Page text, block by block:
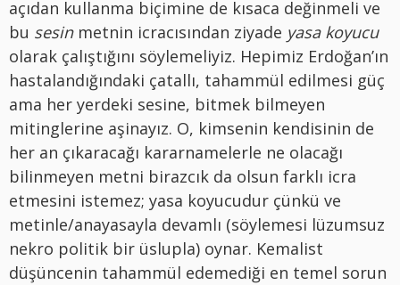
açıdan kullanma biçimine de kısaca değinmeli ve
bu sesinmetnin icracısından ziyade yasa koyucu
olarak çalıştığını söylemeliyiz. Hepimiz Erdoğan’ın
hastalandığındaki çatallı, tahammül edilmesi güç
ama her yerdeki sesine, bitmek bilmeyen
mitinglerine aşinayız. O, kimsenin kendisinin de
her an çıkaracağı kararnamelerle ne olacağı
bilinmeyen metni birazcık da olsun farklı icra
etmesini istemez; yasa koyucudur çünkü ve
metinle/anayasayla devamlı (söylemesi lüzumsuz
nekro politik bir üslupla) oynar. Kemalist
düşüncenin tahammül edemediği en temel sorun